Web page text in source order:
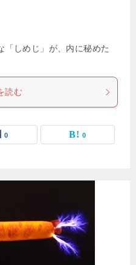
「しめじ」が、内に秘めた
読む
0 0